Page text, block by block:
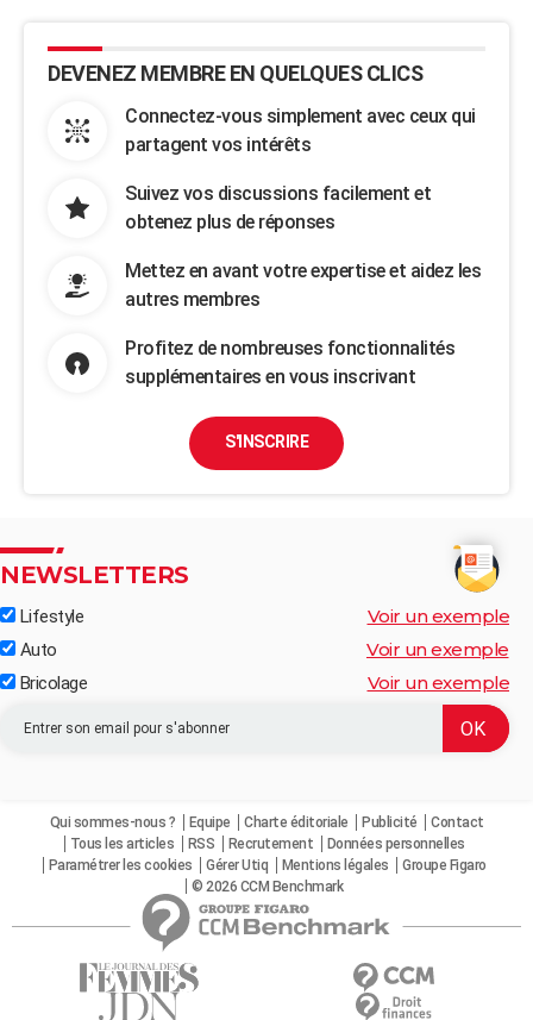
DEVENEZ MEMBRE EN QUELQUES CLICS
Connectez-vous simplement avec ceux qui
partagent vos intérêts
Suivez vos discussions facilement et
obtenez plus de réponses
Mettez en avant votre expertise et aidez les
autres membres
Profitez de nombreuses fonctionnalités
supplémentaires en vous inscrivant
S'INSCRIRE
NEWSLETTERS
Lifestyle Voir un exemple
Auto Voir un exemple
Bricolage Voir un exemple
Qui sommes-nous ? Equipe Charte éditoriale Publicité
Contact
Tous les articles
RSS Recrutement
Données personnelles
Paramétrer les cookies
Gérer Utiq Mentions légales
Groupe Figaro
© 2026 CCM Benchmark